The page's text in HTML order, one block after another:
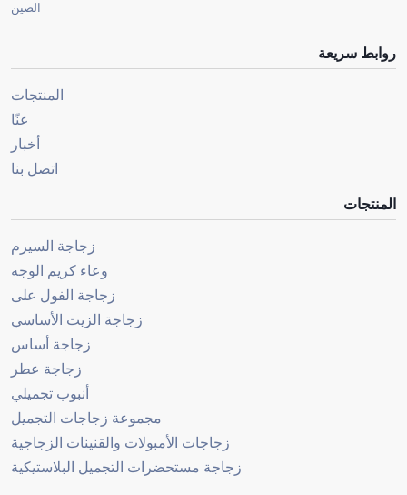
الصين
روابط سريعة
المنتجات
عنّا
أخبار
اتصل بنا
المنتجات
زجاجة السيرم
وعاء كريم الوجه
زجاجة الفول على
زجاجة الزيت الأساسي
زجاجة أساس
زجاجة عطر
أنبوب تجميلي
مجموعة زجاجات التجميل
زجاجات الأمبولات والقنينات الزجاجية
زجاجة مستحضرات التجميل البلاستيكية